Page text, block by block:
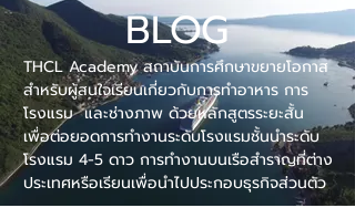
BLOG
THCL Academy สถาบันการศึกษาขยายโอกาส
สำหรับผู้สนใจเรียนเกี่ยวกับการทำอาหาร การ
โรงแรม และช่างภาพ ด้วยหลักสูตรระยะสั้น
เพื่อต่อยอดการทำงานระดับโรงแรมชั้นนำระดับ
โรงแรม 4-5 ดาว การทำงานบนเรือสำราญที่ต่าง
ประเทศหรือเรียนเพื่อนำไปประกอบธุรกิจส่วนตัว